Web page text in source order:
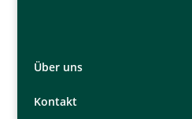
Über uns
Kontakt